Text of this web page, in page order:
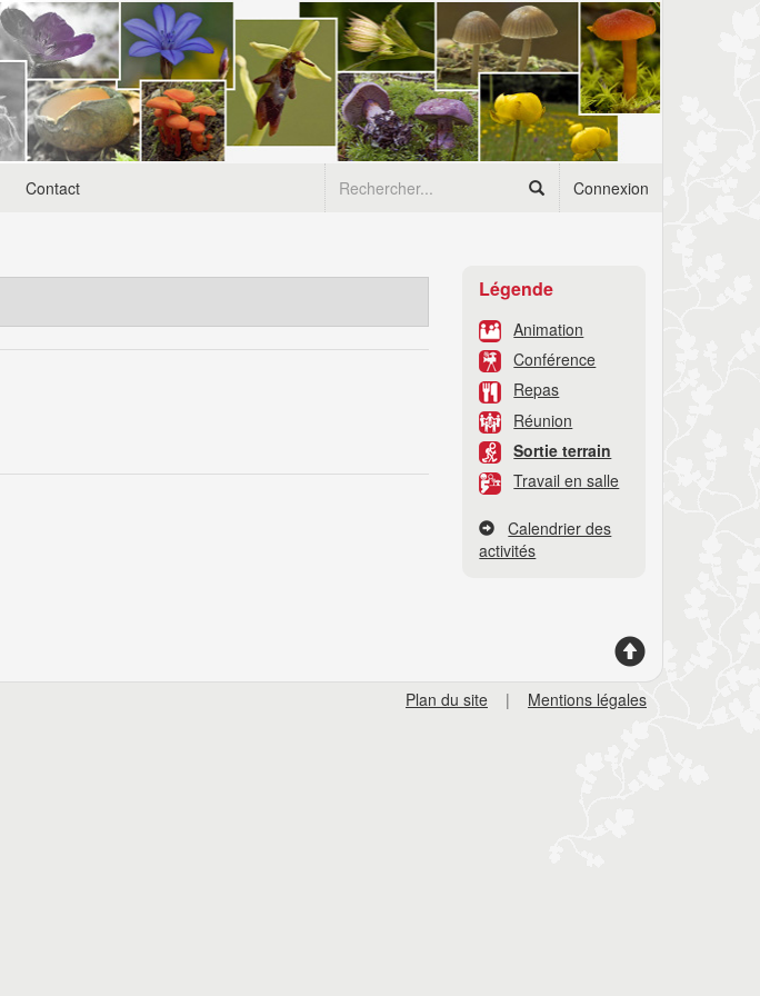
Contact Connexion
Légende
Animation
Conférence
Repas
Réunion
Sortie terrain
Travail en salle
Calendrier des
activités
Plan du site | Mentions légales